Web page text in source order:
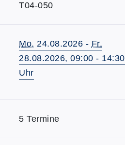
T04-050
Mo. 24.08.2026 - Fr.
28.08.2026, 09:00 - 14:30
Uhr
5 Termine